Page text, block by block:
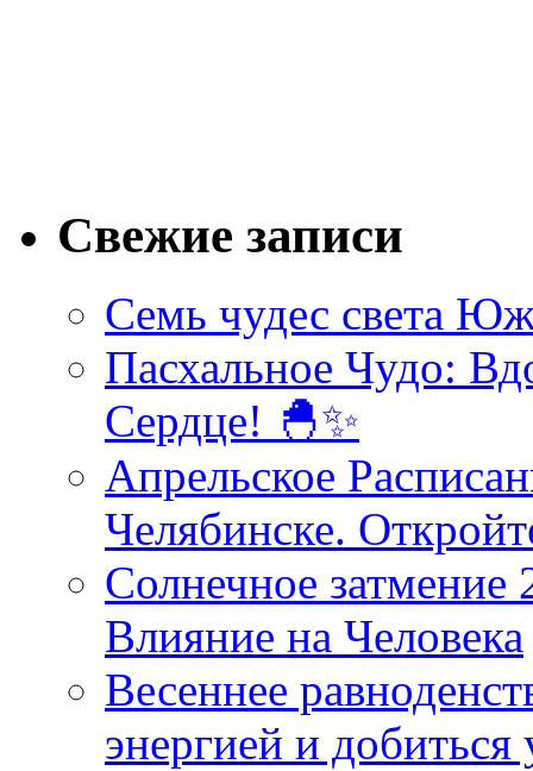
Свежие записи
Семь чудес света
Пасхальное Чудо:
Сердце! 🐣✨
Апрельское
Челябинске.
Солнечное затмение
Влияние на Человека
Весеннее
энергией и добиться